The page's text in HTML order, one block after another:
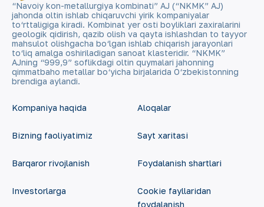
“Navoiy kon-metallurgiya kombinati” AJ (“NKMK” AJ)
jahonda oltin ishlab chiqaruvchi yirik kompaniyalar
to‘rttaligiga kiradi. Kombinat yer osti boyliklari zaxiralarini
geologik qidirish, qazib olish va qayta ishlashdan to tayyor
mahsulot olishgacha bo‘lgan ishlab chiqarish jarayonlari
to‘liq amalga oshiriladigan sanoat klasteridir. “NKMK”
AJning “999,9” soflikdagi oltin quymalari jahonning
qimmatbaho metallar bo‘yicha birjalarida O‘zbekistonning
brendiga aylandi.
Kompaniya haqida
Bizning faoliyatimiz
Barqaror rivojlanish
Investorlarga
Aloqalar
Sayt xaritasi
Foydalanish shartlari
Cookie fayllaridan
foydalanish